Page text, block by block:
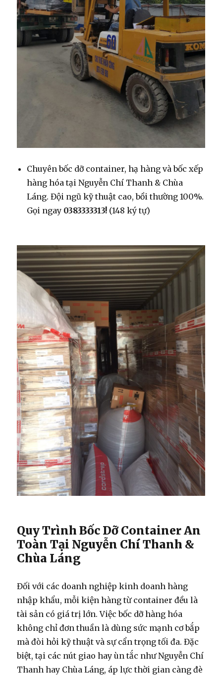
Chuyên bốc dỡ container, hạ hàng và bốc xếp
hàng hóa tại Nguyễn Chí Thanh & Chùa
Láng. Đội ngũ kỹ thuật cao, bồi thường 100%.
Gọi ngay 0383333313! (148 ký tự)
Quy Trình Bốc Dỡ Container An
Toàn Tại Nguyễn Chí Thanh &
Chùa Láng
Đối với các doanh nghiệp kinh doanh hàng
nhập khẩu, mỗi kiện hàng từ container đều là
tài sản có giá trị lớn. Việc bốc dỡ hàng hóa
không chỉ đơn thuần là dùng sức mạnh cơ bắp
mà đòi hỏi kỹ thuật và sự cẩn trọng tối đa. Đặc
biệt, tại các nút giao hay ùn tắc như Nguyễn Chí
Thanh hay Chùa Láng, áp lực thời gian càng đè